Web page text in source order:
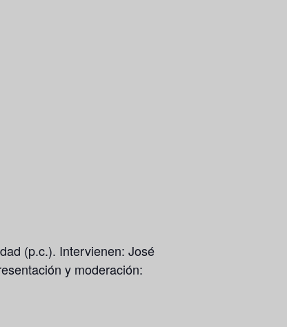
(p.c.). Intervienen: José
y moderación: